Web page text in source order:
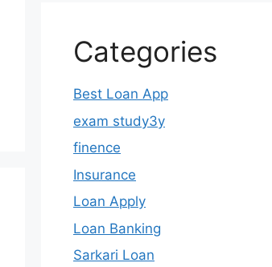
Categories
Best Loan App
exam study3y
finence
Insurance
Loan Apply
Loan Banking
Sarkari Loan